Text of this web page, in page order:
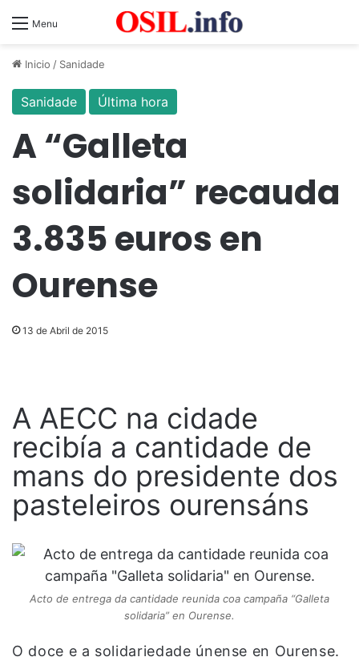
Menu
Inicio / Sanidade
Sanidade Última hora
A “Galleta
solidaria” recauda
3.835 euros en
Ourense
13 de Abril de 2015
A AECC na cidade
recibía a cantidade de
mans do presidente dos
pasteleiros ourensáns
Acto de entrega da cantidade reunida coa campaña “Galleta
solidaria” en Ourense.
O doce e a solidariedade únense en Ourense.